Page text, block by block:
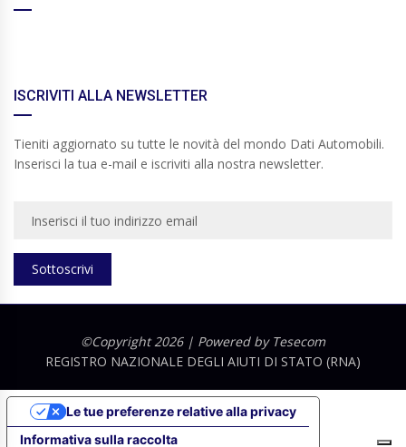
ISCRIVITI ALLA NEWSLETTER
Tieniti aggiornato su tutte le novità del mondo Dati Automobili.
Inserisci la tua e-mail e iscriviti alla nostra newsletter.
Sottoscrivi
©Copyright 2026 | Powered by Tesecom
REGISTRO NAZIONALE DEGLI AIUTI DI STATO (RNA)
Informativa sulla raccolta
Le tue preferenze relative alla privacy